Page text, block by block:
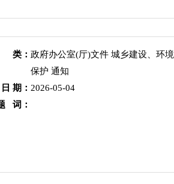
： 政府办公室(厅)文件 城乡建设、环境
保护 通知
期： 2026-05-04
词：